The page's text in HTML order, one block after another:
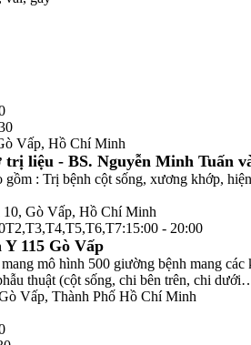
Vấp, Hồ Chí Minh
trị liệu - BS. Nguyễn Minh Tuấn
: Trị bệnh cột sống, xương khớp,
Gò Vấp, Hồ Chí Minh
- 20:00
115 Gò Vấp
mô hình 500 giường bệnh mang
thuật (cột sống, chi bên trên, chi
Vấp, Thành Phố Hồ Chí Minh